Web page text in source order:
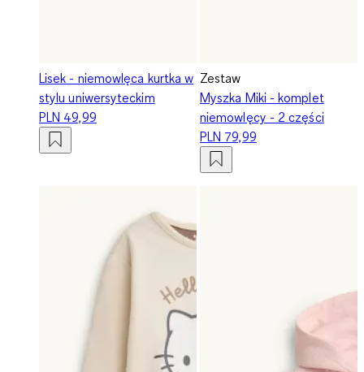
Lisek - niemowlęca kurtka w
stylu uniwersyteckim
PLN 49,99
Zestaw
Myszka Miki - komplet
niemowlęcy - 2 części
PLN 79,99